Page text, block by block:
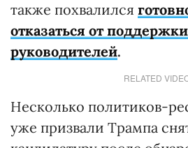
также похвалился
отказаться от
руководителей.
RELATED
Несколько политиков-
уже призвали Трампа